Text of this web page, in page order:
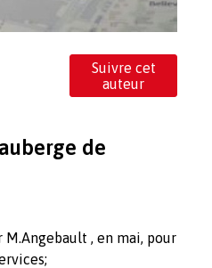
Suivre cet
auteur
de
, en mai, pour